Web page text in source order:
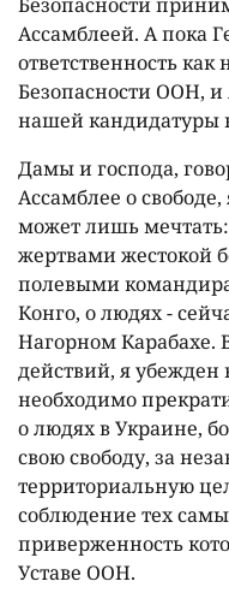
Ассамблеей. А пока
ответственность
Безопасности ООН,
нашей кандидатуры
Дамы и господа,
Ассамблее о
может лишь
жертвами жестокой
полевыми
Конго, о людях -
Нагорном Карабахе.
действий, я убежден
необходимо
о людях в Украине,
свою свободу, за
территориальную
соблюдение тех
приверженность
Уставе ООН.